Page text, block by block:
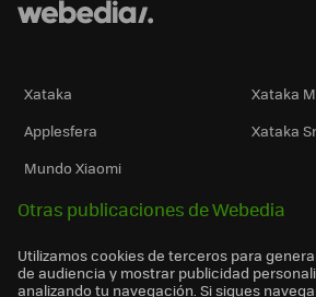
Xataka
Xataka
Applesfera
Xataka
Mundo Xiaomi
Otras publicaciones de Webedia
Utilizamos cookies de terceros para
de audiencia y mostrar publicidad
analizando tu navegación. Si sigues